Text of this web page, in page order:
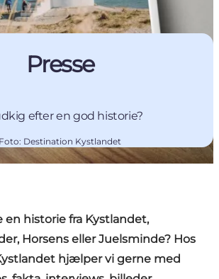
Presse
efter en god historie?
Foto: Destination Kystlandet
historie fra Kystlandet,
Horsens eller Juelsminde? Hos
hjælper vi gerne med